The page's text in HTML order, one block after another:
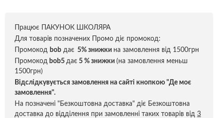
Працює ПАКУНОК ШКОЛЯРА
Для товарів позначених Промо діє промокод:
Промокод bob дає 5% знижки на замовлення від 1500грн
Промокод bob5 дає 5 % знижки (на замовлення меньш
1500грн)
Відслідкувується замовлення на сайті кнопкою "Де моє
замовлення".
На позначені "Безкоштовна доставка" діє Безкоштовна
доставка до відділення при замовленні таких товарів від 3